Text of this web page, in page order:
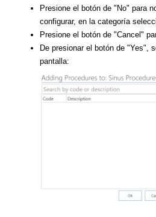
Presione el botón de "No" para
configurar, en la categoría
Presione el botón de "Cancel"
De presionar el botón de "Yes",
pantalla: